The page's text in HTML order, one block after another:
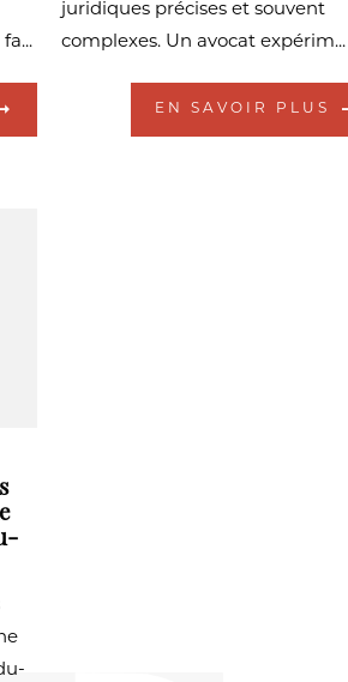
juridiques précises et souvent
complexes. Un avocat expérim...
EN SAVOIR PLUS